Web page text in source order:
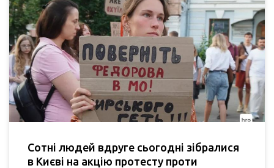
Сотні людей вдруге сьогодні зібралися
в Києві на акцію протесту проти